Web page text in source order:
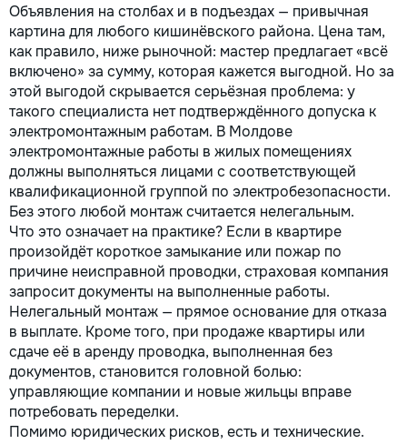
Объявления на столбах и в подъездах — привычная
картина для любого кишинёвского района. Цена там,
как правило, ниже рыночной: мастер предлагает «всё
включено» за сумму, которая кажется выгодной. Но за
этой выгодой скрывается серьёзная проблема: у
такого специалиста нет подтверждённого допуска к
электромонтажным работам. В Молдове
электромонтажные работы в жилых помещениях
должны выполняться лицами с соответствующей
квалификационной группой по электробезопасности.
Без этого любой монтаж считается нелегальным.
Что это означает на практике? Если в квартире
произойдёт короткое замыкание или пожар по
причине неисправной проводки, страховая компания
запросит документы на выполненные работы.
Нелегальный монтаж — прямое основание для отказа
в выплате. Кроме того, при продаже квартиры или
сдаче её в аренду проводка, выполненная без
документов, становится головной болью:
управляющие компании и новые жильцы вправе
потребовать переделки.
Помимо юридических рисков, есть и технические.